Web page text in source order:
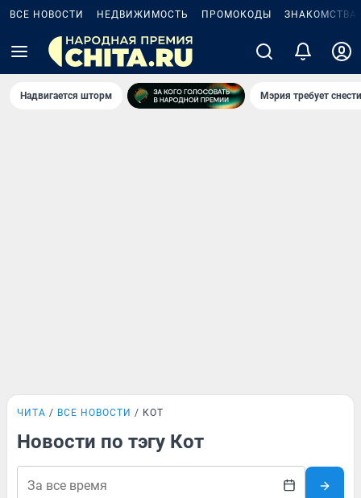
ВСЕ НОВОСТИ НЕДВИЖИМОСТЬ ПРОМОКОДЫ ЗНАКОМСТВА
Надвигается шторм Мэрия требует
ЧИТА ВСЕ НОВОСТИ КОТ
Новости по тэгу Кот